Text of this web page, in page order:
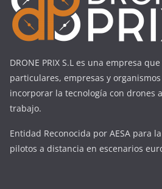
DRONE PRIX S.L es una empresa
particulares, empresas y
incorporar la tecnología con drones
trabajo.
Entidad Reconocida por AESA para
pilotos a distancia en escenarios